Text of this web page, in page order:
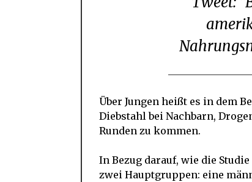
Über Jungen heißt es in dem
Diebstahl bei Nachbarn,
Runden zu kommen.
In Bezug darauf, wie die
zwei Hauptgruppen: eine